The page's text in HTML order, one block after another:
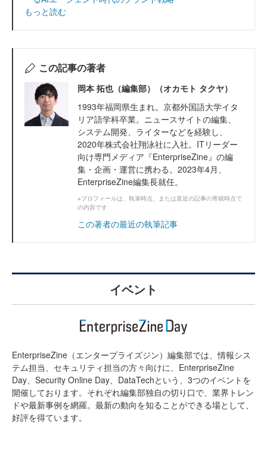
もっと読む
この記事の著者
岡本 拓也（編集部）（オカモト タクヤ）
1993年福岡県生まれ。京都外国語大学イタ
リア語学科卒業。ニュースサイトの編集、
システム開発、ライターなどを経験し、
2020年株式会社翔泳社に入社。ITリーダー
向け専門メディア『EnterpriseZine』の編
集・企画・運営に携わる。2023年4月、
EnterpriseZine編集長就任。
※プロフィールは、執筆時点、または直近の記事の寄稿時点で
の内容です
この著者の最近の執筆記事
イベント
EnterpriseZine（エンタープライズジン）編集部では、情報シス
テム担当、セキュリティ担当の方々向けに、EnterpriseZine
Day、Security Online Day、DataTechという、3つのイベントを
開催しております。それぞれ編集部独自の切り口で、業界トレン
ドや最新事例を網羅。最新の動向を知ることができる場として、
好評を得ています。